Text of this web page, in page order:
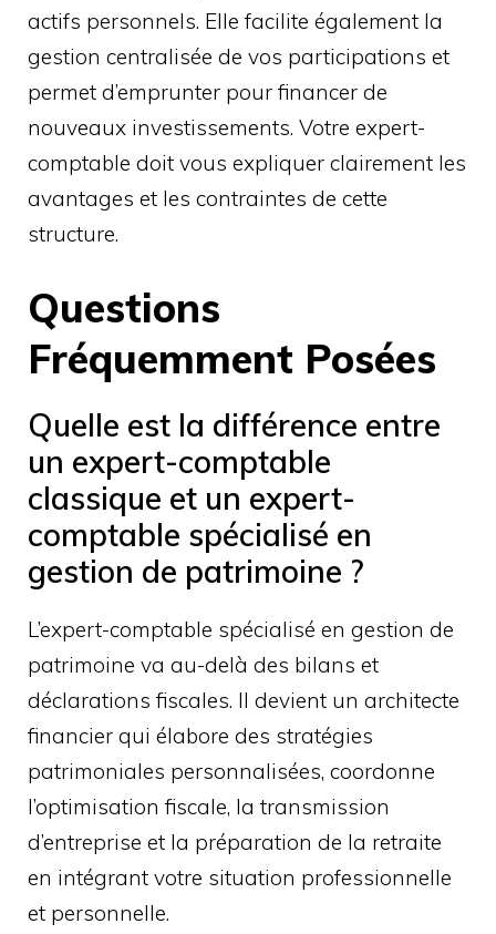
actifs personnels. Elle facilite également la
gestion centralisée de vos participations et
permet d’emprunter pour financer de
nouveaux investissements. Votre expert-
comptable doit vous expliquer clairement les
avantages et les contraintes de cette
structure.
Questions
Fréquemment Posées
Quelle est la différence entre
un expert-comptable
classique et un expert-
comptable spécialisé en
gestion de patrimoine ?
L’expert-comptable spécialisé en gestion de
patrimoine va au-delà des bilans et
déclarations fiscales. Il devient un architecte
financier qui élabore des stratégies
patrimoniales personnalisées, coordonne
l’optimisation fiscale, la transmission
d’entreprise et la préparation de la retraite
en intégrant votre situation professionnelle
et personnelle.